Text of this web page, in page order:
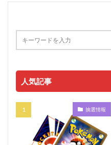
人気記事
抽選情報